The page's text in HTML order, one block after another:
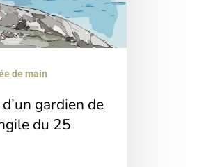
de main
gardien de
du 25